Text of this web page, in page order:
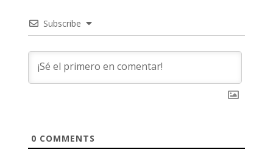
Subscribe
0 COMMENTS